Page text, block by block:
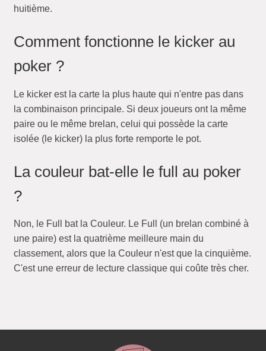
huitième.
Comment fonctionne le kicker au
poker ?
Le kicker est la carte la plus haute qui n'entre pas dans
la combinaison principale. Si deux joueurs ont la même
paire ou le même brelan, celui qui possède la carte
isolée (le kicker) la plus forte remporte le pot.
La couleur bat-elle le full au poker
?
Non, le Full bat la Couleur. Le Full (un brelan combiné à
une paire) est la quatrième meilleure main du
classement, alors que la Couleur n'est que la cinquième.
C'est une erreur de lecture classique qui coûte très cher.